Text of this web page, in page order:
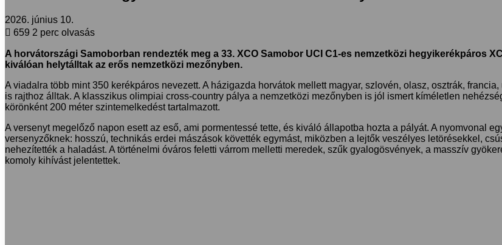
2026. június 10.
659 2 perc olvasás
A horvátországi Samoborban rendezték meg a 33. XCO Samobor UCI C1-es nemzetközi hegyikerékpáros
kiválóan helytálltak az erős nemzetközi mezőnyben.
A viadalra több mint 350 kerékpáros nevezett. A házigazda horvátok mellett magyar, szlovén, olasz, osztrák,
is rajthoz álltak. A klasszikus olimpiai cross-country pálya a nemzetközi mezőnyben is jól ismert kíméletlen
körönként 200 méter szintemelkedést tartalmazott.
A versenyt megelőző napon esett az eső, ami pormentessé tette, és kiváló állapotba hozta a pályát. A nyomvonal
versenyzőknek: hosszú, technikás erdei mászások követték egymást, miközben a lejtők veszélyes letörésekkel,
nehezítették a haladást. A történelmi óváros feletti várrom melletti meredek, szűk gyalogösvények, a masszív
komoly kihívást jelentettek.